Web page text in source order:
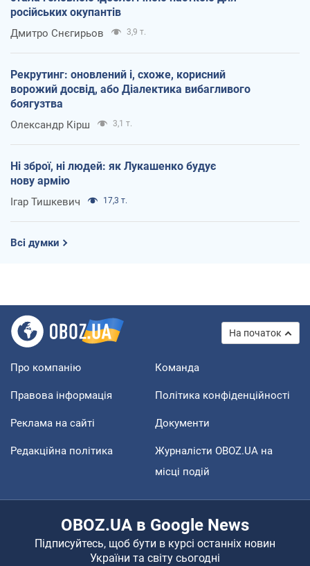
російських окупантів
Дмитро Снєгирьов 3,9 т.
Рекрутинг: оновлений і, схоже, корисний
ворожий досвід, або Діалектика вибагливого
боягузтва
Олександр Кірш 3,1 т.
Ні зброї, ні людей: як Лукашенко будує
нову армію
Ігар Тишкевич 17,3 т.
Всі думки
На початок
Про компанію Команда
Правова інформація Політика конфіденційності
Реклама на сайті Документи
Редакційна політика
Журналісти OBOZ.UA на
місці подій
OBOZ.UA в Google News
Підписуйтесь, щоб бути в курсі останніх новин
України та світу сьогодні